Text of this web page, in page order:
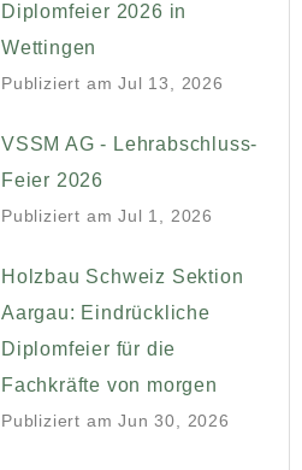
Diplomfeier 2026 in
Wettingen
Publiziert am Jul 13, 2026
VSSM AG - Lehrabschluss-
Feier 2026
Publiziert am Jul 1, 2026
Holzbau Schweiz Sektion
Aargau: Eindrückliche
Diplomfeier für die
Fachkräfte von morgen
Publiziert am Jun 30, 2026